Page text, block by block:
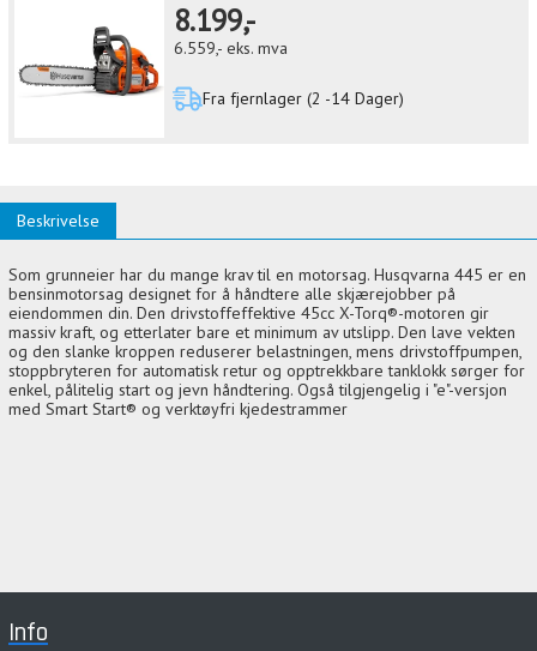
8.199,-
6.559,- eks. mva
Fra fjernlager (2 -14 Dager)
Beskrivelse
Som grunneier har du mange krav til en motorsag. Husqvarna 445 er en
bensinmotorsag designet for å håndtere alle skjærejobber på
eiendommen din. Den drivstoffeffektive 45cc X-Torq®-motoren gir
massiv kraft, og etterlater bare et minimum av utslipp. Den lave vekten
og den slanke kroppen reduserer belastningen, mens drivstoffpumpen,
stoppbryteren for automatisk retur og opptrekkbare tanklokk sørger for
enkel, pålitelig start og jevn håndtering. Også tilgjengelig i "e"-versjon
med Smart Start® og verktøyfri kjedestrammer
Info